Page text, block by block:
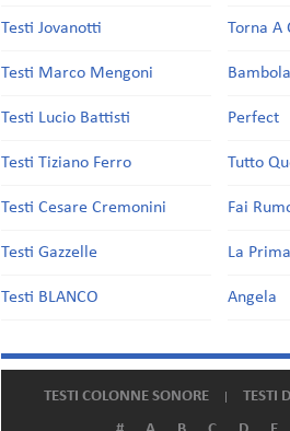
Testi Jovanotti
Testi Marco Mengoni
Testi Lucio Battisti
Testi Tiziano Ferro
Testi Cesare Cremonini
Testi Gazzelle
Testi BLANCO
Torna A
Bambola
Perfect
Tutto
Fai
La
Angela
TESTI COLONNE SONORE TESTI